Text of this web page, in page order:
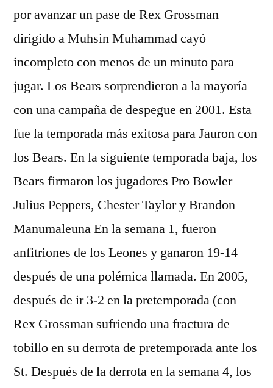
por avanzar un pase de Rex Grossman
dirigido a Muhsin Muhammad cayó
incompleto con menos de un minuto para
jugar. Los Bears sorprendieron a la mayoría
con una campaña de despegue en 2001. Esta
fue la temporada más exitosa para Jauron con
los Bears. En la siguiente temporada baja, los
Bears firmaron los jugadores Pro Bowler
Julius Peppers, Chester Taylor y Brandon
Manumaleuna En la semana 1, fueron
anfitriones de los Leones y ganaron 19-14
después de una polémica llamada. En 2005,
después de ir 3-2 en la pretemporada (con
Rex Grossman sufriendo una fractura de
tobillo en su derrota de pretemporada ante los
St. Después de la derrota en la semana 4, los